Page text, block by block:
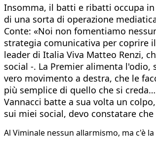
Insomma, il batti e ribatti occupa
di una sorta di operazione
Conte: «Noi non fomentiamo
strategia comunicativa per coprire
leader di Italia Viva Matteo Renzi,
social -. La Premier alimenta
vero movimento a destra, che le
più semplice di quello che si
Vannacci batte a sua volta un
sui miei social, devo constatare
​Al Viminale nessun allarmismo, ma c'è